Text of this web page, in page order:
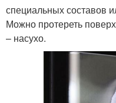
специальных составов
Можно протереть
– насухо.